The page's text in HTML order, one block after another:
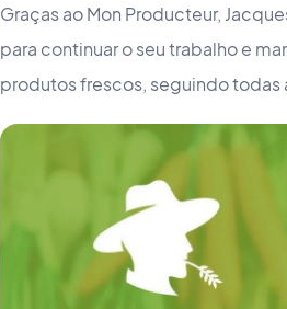
Graças ao Mon Producteur,
para continuar o seu trabalho e
produtos frescos, seguindo